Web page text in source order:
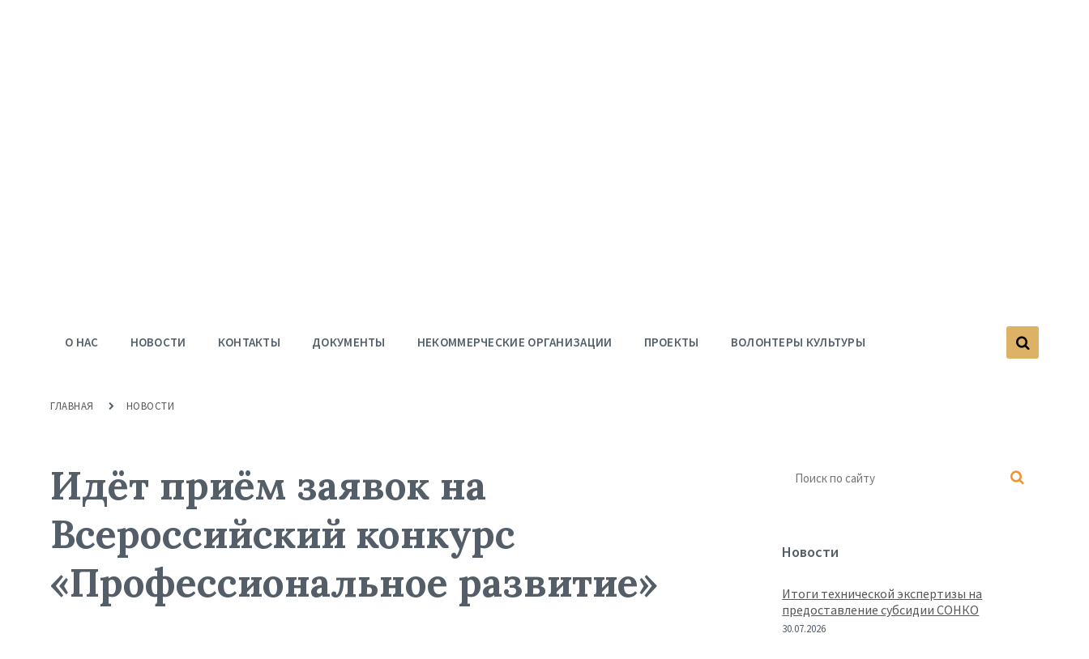
О НАС НОВОСТИ КОНТАКТЫ ДОКУМЕНТЫ НЕКОММЕРЧЕСКИЕ ОРГАНИЗАЦИИ ПРОЕКТЫ ВОЛОНТЕРЫ КУЛЬТУРЫ
ГЛАВНАЯ НОВОСТИ
Идёт приём заявок на
Всероссийский конкурс
«Профессиональное развитие»
Новости
Итоги технической экспертизы на
предоставление субсидии СОНКО
30.07.2026